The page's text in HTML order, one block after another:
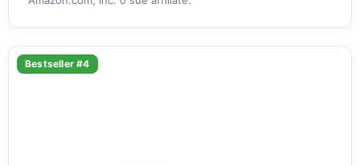
Bestseller #4